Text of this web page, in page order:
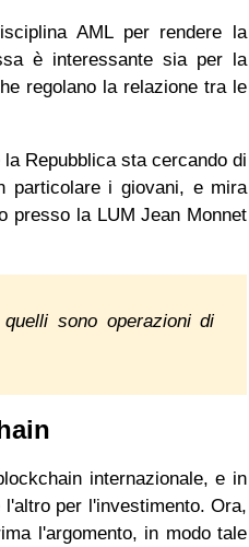
AML per rendere la
è interessante sia per la
regolano la relazione tra le
Repubblica sta cercando di
particolare i giovani, e mira
presso la LUM Jean Monnet
sono operazioni di
internazionale, e in
per l'investimento. Ora,
l'argomento, in modo tale